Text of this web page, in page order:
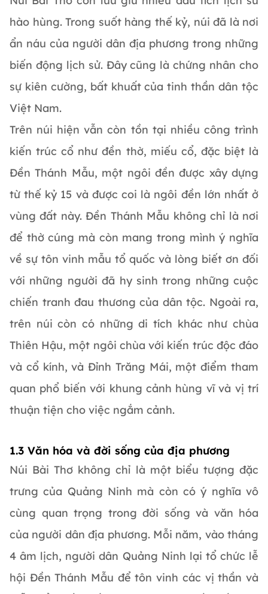
hào hùng. Trong suốt hàng thế kỷ, núi đã là nơi
ẩn náu của người dân địa phương trong những
biến động lịch sử. Đây cũng là chứng nhân cho
sự kiên cường, bất khuất của tinh thần dân tộc
Việt Nam.
Trên núi hiện vẫn còn tồn tại nhiều công trình
kiến trúc cổ như đền thờ, miếu cổ, đặc biệt là
Đền Thánh Mẫu, một ngôi đền được xây dựng
từ thế kỷ 15 và được coi là ngôi đền lớn nhất ở
vùng đất này. Đền Thánh Mẫu không chỉ là nơi
để thờ cúng mà còn mang trong mình ý nghĩa
về sự tôn vinh mẫu tổ quốc và lòng biết ơn đối
với những người đã hy sinh trong những cuộc
chiến tranh đau thương của dân tộc. Ngoài ra,
trên núi còn có những di tích khác như chùa
Thiên Hậu, một ngôi chùa với kiến trúc độc đáo
và cổ kính, và Đỉnh Trăng Mái, một điểm tham
quan phổ biến với khung cảnh hùng vĩ và vị trí
thuận tiện cho việc ngắm cảnh.
1.3 Văn hóa và đời sống của địa phương
Núi Bài Thơ không chỉ là một biểu tượng đặc
trưng của Quảng Ninh mà còn có ý nghĩa vô
cùng quan trọng trong đời sống và văn hóa
của người dân địa phương. Mỗi năm, vào tháng
4 âm lịch, người dân Quảng Ninh lại tổ chức lễ
hội Đền Thánh Mẫu để tôn vinh các vị thần và